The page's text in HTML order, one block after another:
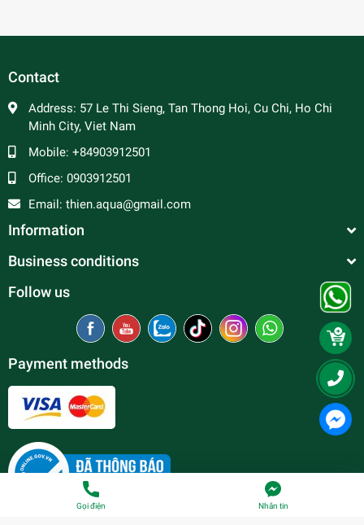
Contact
Address: 57 Le Thi Sieng, Tan Thong Hoi, Cu Chi, Ho Chi
Minh City, Viet Nam
Mobile: +84903912501
Office: 0903912501
Email: thien.aqua@gmail.com
Information
Business conditions
Follow us
Payment methods
Gọi điện Nhắn tin